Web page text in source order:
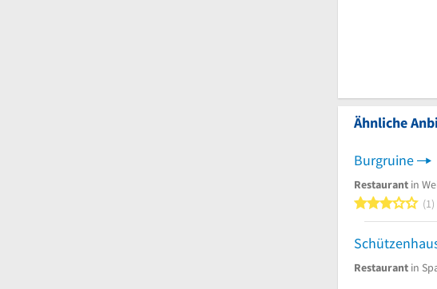
Ähnliche
Burgruine
Restaurant in
3
1
Restaurant in